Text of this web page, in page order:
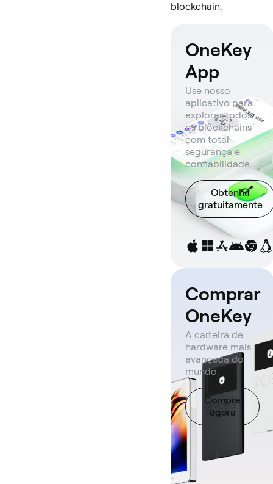
blockchain.
OneKey
App
Use nosso
aplicativo para
explorar todos
os blockchains
com total
segurança e
confiabilidade.
Obtenha
gratuitamente
Comprar
OneKey
A carteira de
hardware mais
avançada do
mundo.
Compre
agora